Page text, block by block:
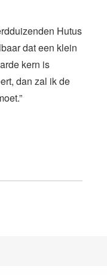
Hutus
dat een klein
kern is
dan zal ik de